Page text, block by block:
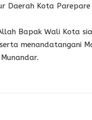
Daerah Kota Parepare
Bapak Wali Kota
menandatangani